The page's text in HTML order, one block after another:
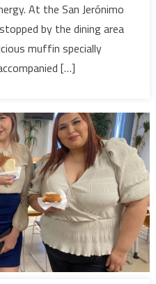
At the San Jerónimo
by the dining area
muffin specially
[…]